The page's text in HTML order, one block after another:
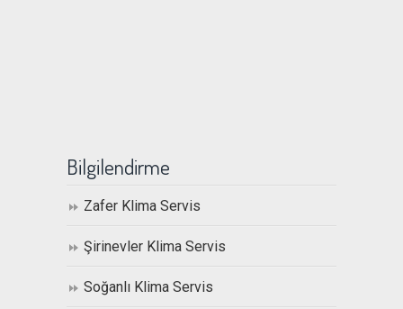
Bilgilendirme
Zafer Klima Servis
Şirinevler Klima Servis
Soğanlı Klima Servis